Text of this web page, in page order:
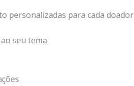
personalizadas para cada doador
seu tema